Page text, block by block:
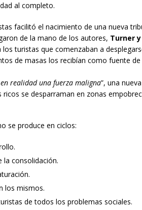
al completo.
facilitó el nacimiento de una nueva
de la mano de los autores, Turner
los turistas que comenzaban a
de masas los recibían como fuente de
realidad una fuerza maligna”, una
se desparraman en zonas
se produce en ciclos:
la consolidación.
los mismos.
de todos los problemas sociales.